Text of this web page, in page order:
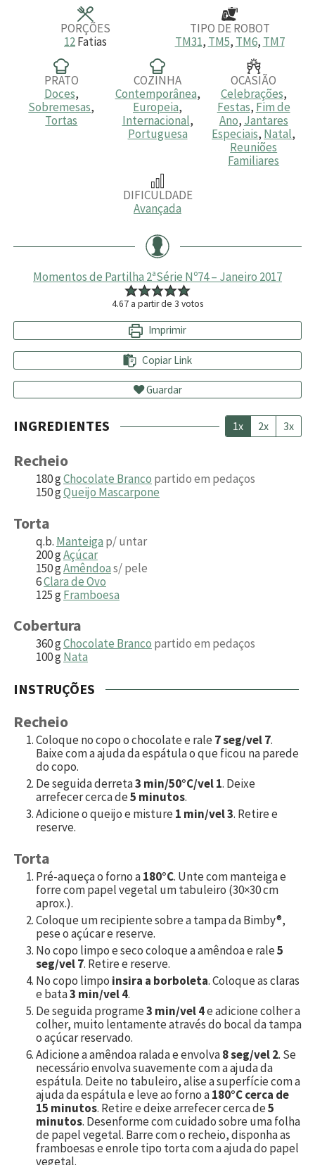
PORÇÕES
12Fatias
TIPO DE ROBOT
TM31, TM5, TM6, TM7
PRATO
Doces,
Sobremesas,
Tortas
COZINHA
Contemporânea,
Europeia,
Internacional,
Portuguesa
OCASIÃO
Celebrações,
Festas, Fim de
Ano, Jantares
Especiais, Natal,
Reuniões
Familiares
DIFICULDADE
Avançada
Momentos de Partilha 2ªSérie Nº74 – Janeiro 2017
4.67 a partir de 3 votos
Imprimir
Copiar Link
Guardar
INGREDIENTES 1x 2x 3x
Recheio
180gChocolate Branco partido em pedaços
150gQueijo Mascarpone
Torta
q.b. Manteiga p/ untar
200gAçúcar
150gAmêndoas/ pele
6Clara de Ovo
125gFramboesa
Cobertura
360gChocolate Branco partido em pedaços
100gNata
INSTRUÇÕES
Recheio
Coloque no copo o chocolate e rale7 seg/vel 7.
Baixe com a ajuda da espátula o que ficou na parede
do copo.
De seguida derreta3 min/50°C/vel 1. Deixe
arrefecer cerca de5 minutos.
Adicione o queijo e misture1 min/vel 3. Retire e
reserve.
Torta
Pré-aqueça o forno a180°C. Unte com manteiga e
forre com papel vegetal um tabuleiro (30×30 cm
aprox.).
Coloque um recipiente sobre a tampa da Bimby®,
pese o açúcar e reserve.
No copo limpo e seco coloque a amêndoa e rale5
seg/vel 7. Retire e reserve.
No copo limpo insira a borboleta. Coloque as claras
e bata3 min/vel 4.
De seguida programe3 min/vel 4e adicione colher a
colher, muito lentamente através do bocal da tampa
o açúcar reservado.
Adicione a amêndoa ralada e envolva8 seg/vel 2. Se
necessário envolva suavemente com a ajuda da
espátula. Deite no tabuleiro, alise a superfície com a
ajuda da espátula e leve ao forno a180°C cerca de
15 minutos. Retire e deixe arrefecer cerca de5
minutos. Desenforme com cuidado sobre uma folha
de papel vegetal. Barre com o recheio, disponha as
framboesas e enrole tipo torta com a ajuda do papel
vegetal.